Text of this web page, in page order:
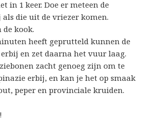
in 1 keer. Doe er meteen de
die uit de vriezer komen.
de kook.
heeft geprutteld kunnen de
en zet daarna het vuur laag.
zacht genoeg zijn om te
erbij, en kan je het op smaak
peper en provinciale kruiden.